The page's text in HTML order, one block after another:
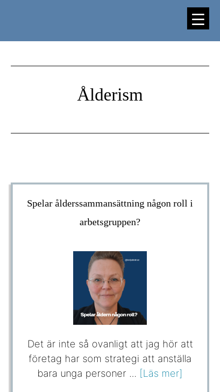
Ålderism
Spelar ålderssammansättning någon roll i
arbetsgruppen?
Det är inte så ovanligt att jag hör att
företag har som strategi att anställa
bara unga personer ... [Läs mer]